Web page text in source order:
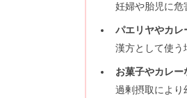
妊婦や胎児に危
パエリヤやカレ
漢方として使う
お菓子やカレ
過剰摂取により